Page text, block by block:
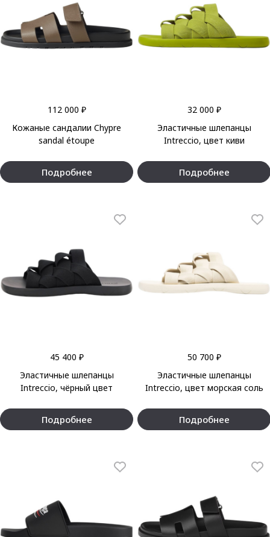
112 000 ₽
Кожаные сандалии Chypre
sandal étoupe
Подробнее
32 000 ₽
Эластичные шлепанцы
Intreccio, цвет киви
Подробнее
45 400 ₽
Эластичные шлепанцы
Intreccio, чёрный цвет
Подробнее
50 700 ₽
Эластичные шлепанцы
Intreccio, цвет морская соль
Подробнее